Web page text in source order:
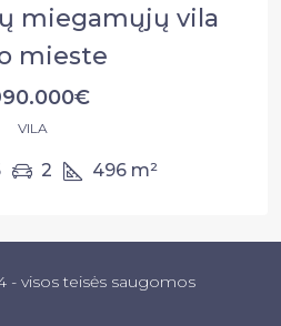
miegamųjų vila
mieste
VILA
2 496 m²
- visos teisės saugomos